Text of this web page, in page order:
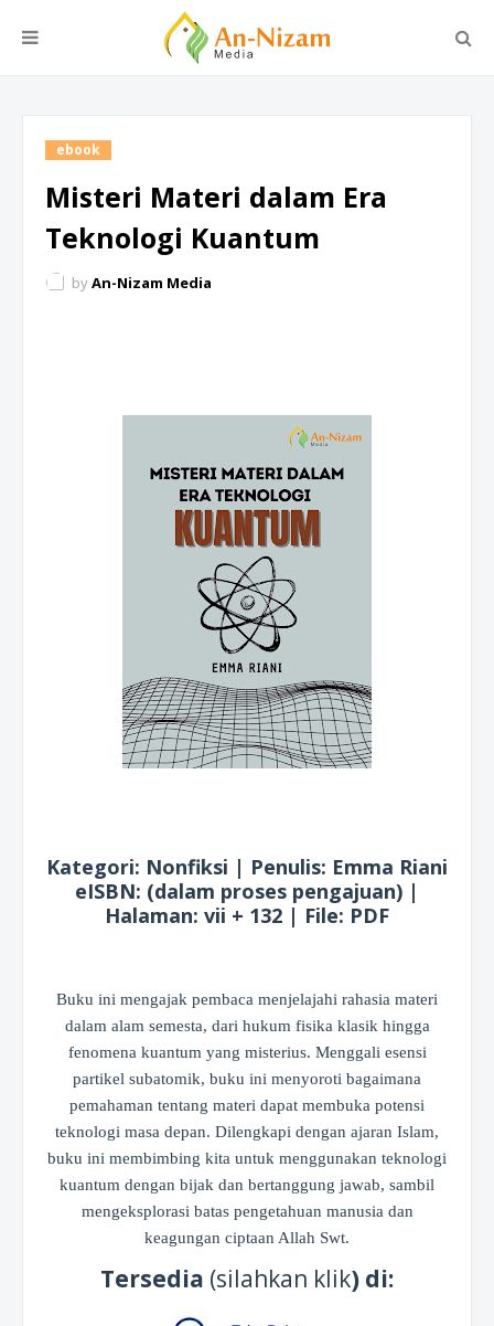
ebook
Misteri Materi dalam Era
Teknologi Kuantum
byAn-Nizam Media
Kategori: Nonfiksi | Penulis: Emma Riani
eISBN: (dalam proses pengajuan) |
Halaman: vii + 132 | File: PDF
Buku ini mengajak pembaca menjelajahi rahasia materi
dalam alam semesta, dari hukum fisika klasik hingga
fenomena kuantum yang misterius. Menggali esensi
partikel subatomik, buku ini menyoroti bagaimana
pemahaman tentang materi dapat membuka potensi
teknologi masa depan. Dilengkapi dengan ajaran Islam,
buku ini membimbing kita untuk menggunakan teknologi
kuantum dengan bijak dan bertanggung jawab, sambil
mengeksplorasi batas pengetahuan manusia dan
keagungan ciptaan Allah Swt.
Tersedia (silahkan klik) di: